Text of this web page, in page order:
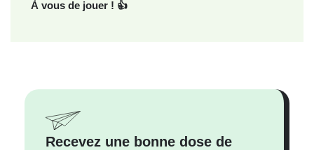
À vous de jouer ! 👍
Recevez une bonne dose de